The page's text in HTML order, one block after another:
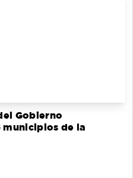
Gobierno
de la